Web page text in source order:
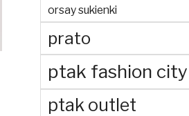
orsay sukienki
prato
ptak fashion city
ptak outlet